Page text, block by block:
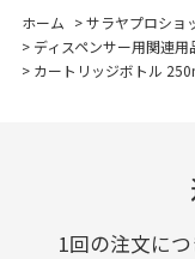
ホーム >サラヤプロショ
> ディスペンサー用関連用
> カートリッジボトル
1回の注文につ